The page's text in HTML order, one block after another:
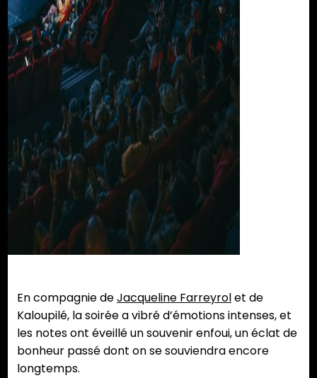
En compagnie deJacqueline Farreyrolet de
Kaloupilé, la soirée a vibré d’émotions intenses, et
les notes ont éveillé un souvenir enfoui, un éclat de
bonheur passé dont on se souviendra encore
longtemps.